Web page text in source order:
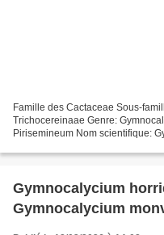
Famille des Cactaceae Sous-
Trichocereinaae Genre:
Pirisemineum Nom scientifique:
Gymnocalycium
Gymnocalycium